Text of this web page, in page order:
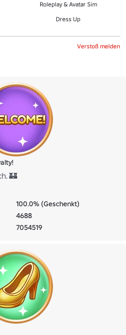
Roleplay & Avatar Sim
Dress Up
Verstoß melden
🏰
100.0% (Geschenkt)
4688
7054519